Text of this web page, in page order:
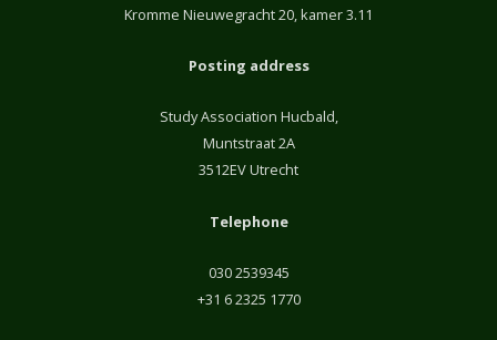
Kromme Nieuwegracht 20, kamer 3.11
Posting address
Study Association Hucbald,
Muntstraat 2A
3512EV Utrecht
Telephone
030 2539345
+31 6 2325 1770